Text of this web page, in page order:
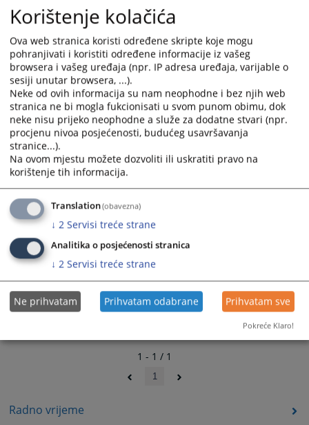
Radno vrijeme
3155PREGLEDA
1 - 1 / 1
1
Korištenje kolačića
Ova web stranica koristi određene skripte koje mogu
pohranjivati i koristiti određene informacije iz vašeg
browsera i vašeg uređaja (npr. IP adresa uređaja, varijable o
sesiji unutar browsera, ...).
Neke od ovih informacija su nam neophodne i bez njih web
stranica ne bi mogla fukcionisati u svom punom obimu, dok
neke nisu prijeko neophodne a služe za dodatne stvari (npr.
procjenu nivoa posjećenosti, budućeg usavršavanja
stranice...).
Na ovom mjestu možete dozvoliti ili uskratiti pravo na
korištenje tih informacija.
Translation(obavezna)
↓ 2 Servisi treće strane
Analitika o posjećenosti stranica
↓ 2 Servisi treće strane
Ne prihvatam Prihvatam odabrane Prihvatam sve
Pokreće Klaro!